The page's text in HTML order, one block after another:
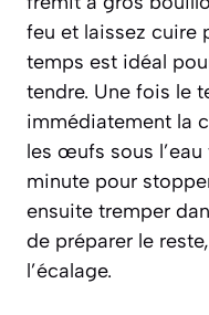
feu et laissez cuire
temps est idéal
tendre. Une fois le
immédiatement la
les œufs sous
minute pour
ensuite tremper
de préparer le
l’écalage.